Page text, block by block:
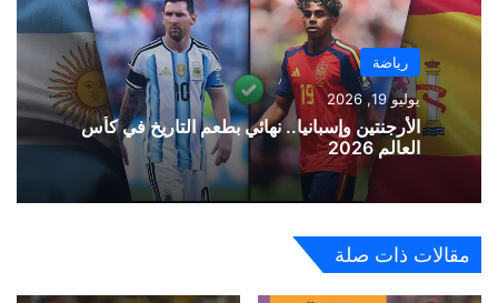
رياضة
يوليو 19, 2026
الأرجنتين وإسبانيا.. نهائي بطعم التاريخ في كأس
العالم 2026
مقالات ذات صلة